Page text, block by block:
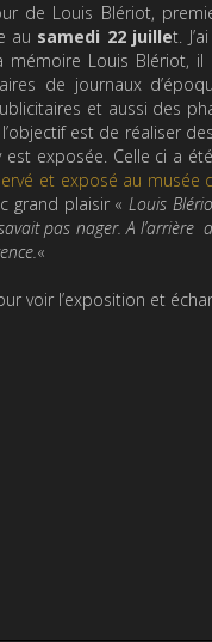
de Louis Blériot,
au samedi 22 juillet.
mémoire Louis Blériot,
de journaux
et aussi des
est de réaliser
exposée. Celle ci a
et exposé au musée
grand plaisir «Louis
pas nager. A
«
voir l’exposition et